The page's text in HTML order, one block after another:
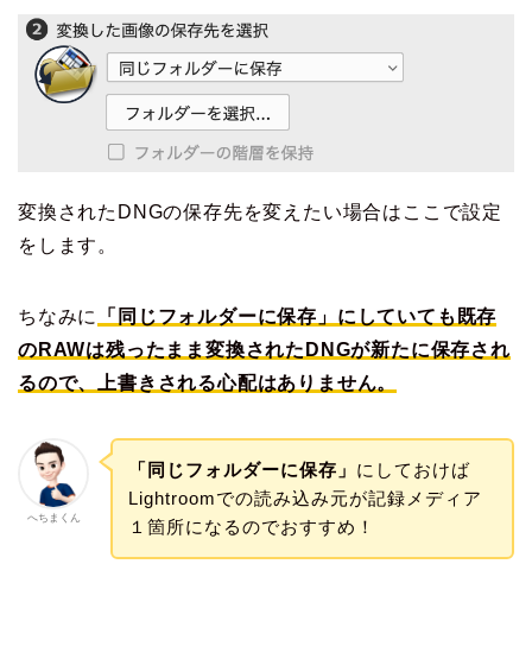
変換されたDNGの保存先を変えたい場合はここで設定
をします。
ちなみに
「同じフォルダーに保存」にしていても既存
のRAWは残ったまま変換されたDNGが新たに保存され
るので、上書きされる心配はありません。
へちまくん
「同じフォルダーに保存」 にしておけば
Lightroomでの読み込み元が記録メディア
１箇所になるのでおすすめ！